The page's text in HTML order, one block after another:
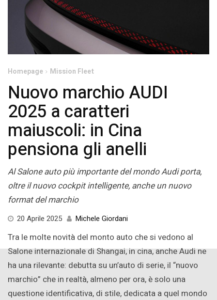
Homepage Mission Fleet
Nuovo marchio AUDI
2025 a caratteri
maiuscoli: in Cina
pensiona gli anelli
Al Salone auto più importante del mondo Audi porta,
oltre il nuovo cockpit intelligente, anche un nuovo
format del marchio
20 Aprile 202520
2025
Michele Giordani
Tra le molte novità del monto auto che si vedono al
Salone internazionale di Shangai, in cina, anche Audi ne
ha una rilevante: debutta su un’auto di serie, il “nuovo
marchio” che in realtà, almeno per ora, è solo una
questione identificativa, di stile, dedicata a quel mondo